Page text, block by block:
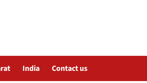
India Contact us